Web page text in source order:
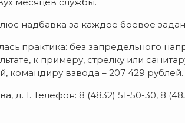
надбавка за каждое боевое
практика: без запредельного
к примеру, стрелку или
командиру взвода – 207 429 рублей.
д. 1. Телефон: 8 (4832) 51-50-30, 8